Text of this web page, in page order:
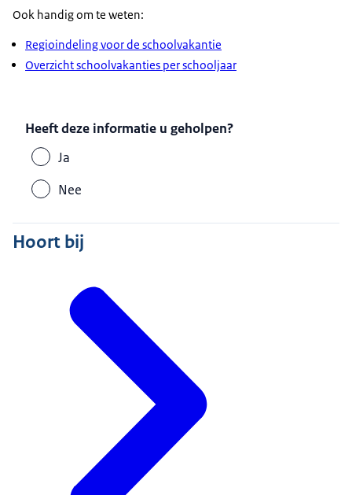
Ook handig om te weten:
Regioindeling voor de schoolvakantie
Overzicht schoolvakanties per schooljaar
Heeft deze informatie u geholpen?
Ja
Nee
Hoort bij